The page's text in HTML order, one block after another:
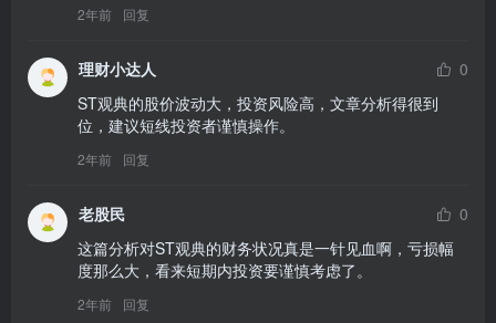
2年前 回复
理财小达人
0
ST观典的股价波动大，投资风险高，文章分析得很到
位，建议短线投资者谨慎操作。
2年前 回复
老股民
0
这篇分析对ST观典的财务状况真是一针见血啊，亏损幅
度那么大，看来短期内投资要谨慎考虑了。
2年前 回复